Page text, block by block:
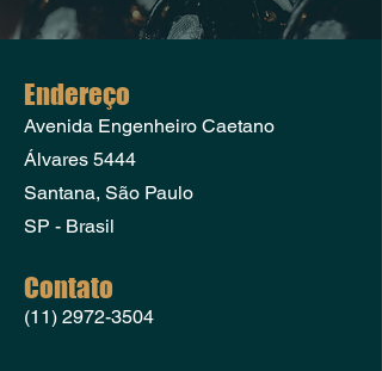
Avenida Engenheiro Caetano
Álvares 5444
​Santana, São Paulo
SP - Brasil
(11) 2972-3504
Endereço
Contato